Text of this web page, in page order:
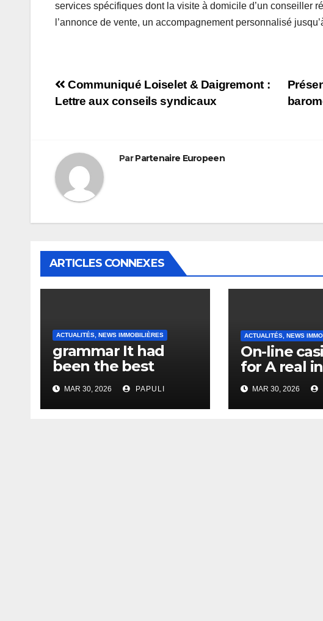
services spécifiques dont la visite à domicile d’un conseiller
l’annonce de vente, un accompagnement personnalisé
Navigation
Communiqué Loiselet & Daigremont :
Lettre aux conseils syndicaux
ParPartenaire Europeen
ARTICLES CONNEXES
ACTUALITÉS, NEWS IMMOBILIÈRES
grammar It had
been the best
actually ever
compared to it’s the
top actually?
MAR 30, 2026 PAPULI
ACTUALITÉS, NEWS
On-line
for A real
MAR 30, 2026